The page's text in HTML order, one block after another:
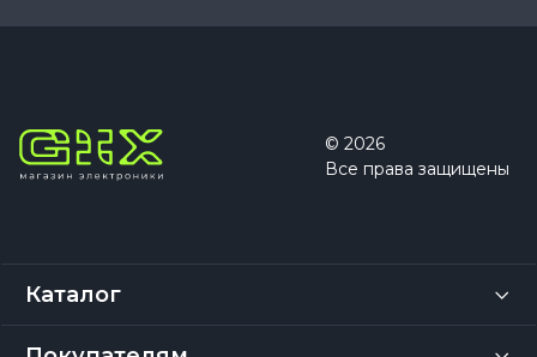
© 2026
Все права защищены
Каталог